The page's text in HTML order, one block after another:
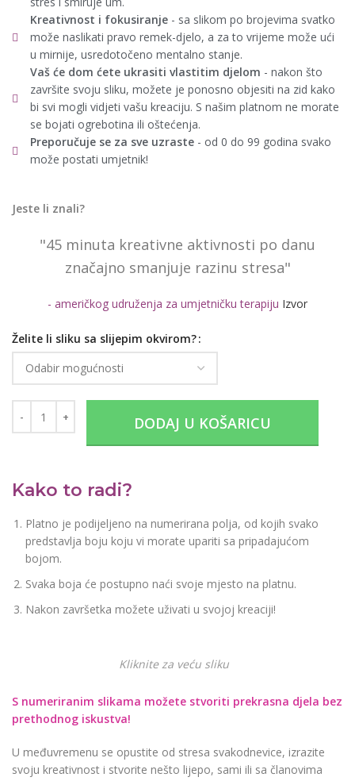
Kreativnost i fokusiranje- sa slikom po brojevima svatko
može naslikati pravo remek-djelo, a za to vrijeme može ući
u mirnije, usredotočeno mentalno stanje.
Vaš će dom ćete ukrasiti vlastitim djelom - nakon što
završite svoju sliku, možete je ponosno objesiti na zid kako
bi svi mogli vidjeti vašu kreaciju. S našim platnom ne morate
se bojati ogrebotina ili oštećenja.
Preporučuje se za sve uzraste - od 0 do 99 godina svako
može postati umjetnik!
Jeste li znali?
"45 minuta kreativne aktivnosti po danu
značajno smanjuje razinu stresa"
- američkog udruženja za umjetničku terapiju Izvor
Želite li sliku sa slijepim okvirom?
DODAJ U KOŠARICU
Kako to radi?
Platno je podijeljeno na numerirana polja, od kojih svako
predstavlja boju koju vi morate upariti sa pripadajućom
bojom.
Svaka boja će postupno naći svoje mjesto na platnu.
Nakon završetka možete uživati u svojoj kreaciji!
Kliknite za veću sliku
S numeriranim slikama možete stvoriti prekrasna djela bez
prethodnog iskustva!
U međuvremenu se opustite od stresa svakodnevice, izrazite
svoju kreativnost i stvorite nešto lijepo, sami ili sa članovima